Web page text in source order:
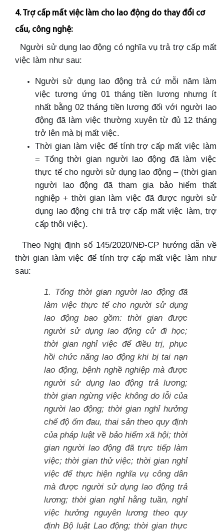
4. Trợ cấp mất việc làm cho lao động do thay đổi cơ
cấu, công nghệ:
Người sử dụng lao động có nghĩa vụ trả trợ cấp mất
việc làm như sau:
Người sử dụng lao động trả cứ mỗi năm làm
việc tương ứng 01 tháng tiền lương nhưng ít
nhất bằng 02 tháng tiền lương đối với người lao
động đã làm việc thường xuyên từ đủ 12 tháng
trở lên mà bị mất việc.
Thời gian làm việc để tính trợ cấp mất việc làm
= Tổng thời gian người lao động đã làm việc
thực tế cho người sử dụng lao động – (thời gian
người lao động đã tham gia bảo hiểm thất
nghiệp + thời gian làm việc đã được người sử
dụng lao động chi trả trợ cấp mất việc làm, trợ
cấp thôi việc).
Theo Nghị định số 145/2020/NĐ-CP hướng dẫn về
thời gian làm việc để tính trợ cấp mất việc làm như
sau:
1. Tổng thời gian người lao động đã
làm việc thực tế cho người sử dụng
lao động bao gồm: thời gian được
người sử dụng lao động cử đi học;
thời gian nghỉ việc để điều trị, phục
hồi chức năng lao động khi bị tai nạn
lao động, bệnh nghề nghiệp mà được
người sử dụng lao động trả lương;
thời gian ngừng việc không do lỗi của
người lao động; thời gian nghỉ hưởng
chế độ ốm đau, thai sản theo quy định
của pháp luật về bảo hiểm xã hội; thời
gian người lao động đã trực tiếp làm
việc; thời gian thử việc; thời gian nghỉ
việc để thực hiện nghĩa vụ công dân
mà được người sử dụng lao động trả
lương; thời gian nghỉ hằng tuần, nghỉ
việc hưởng nguyên lương theo quy
định Bộ luật Lao động; thời gian thực